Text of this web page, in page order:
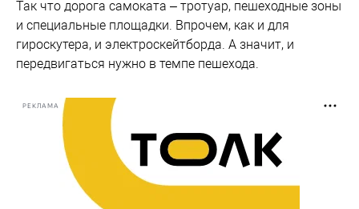
Так что дорога самоката – тротуар, пешеходные зоны
и специальные площадки. Впрочем, как и для
гироскутера, и электроскейтборда. А значит, и
передвигаться нужно в темпе пешехода.
РЕКЛАМА